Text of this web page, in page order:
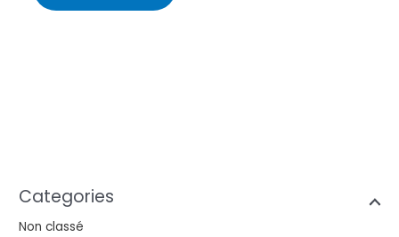
Categories
Non classé